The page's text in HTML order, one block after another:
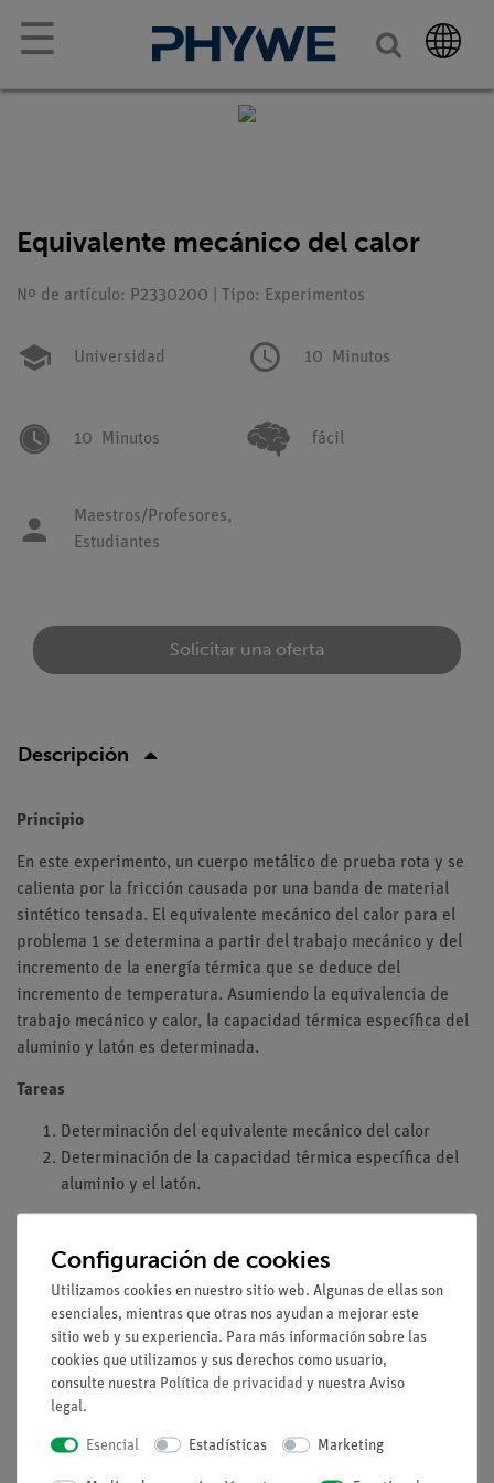
☰
Equivalente mecánico del calor
Nº de artículo: P2330200 | Tipo: Experimentos
Universidad 10 Minutos
10 Minutos fácil
Maestros/Profesores,
Estudiantes
Solicitar una oferta
Descripción
Principio
En este experimento, un cuerpo metálico de prueba rota y se
calienta por la fricción causada por una banda de material
sintético tensada. El equivalente mecánico del calor para el
problema 1 se determina a partir del trabajo mecánico y del
incremento de la energía térmica que se deduce del
incremento de temperatura. Asumiendo la equivalencia de
trabajo mecánico y calor, la capacidad térmica específica del
aluminio y latón es determinada.
Tareas
Determinación del equivalente mecánico del calor
Determinación de la capacidad térmica específica del
aluminio y el latón.
Qué se aprende
Equivalente mecánico del calor
Trabajo mecánico
Energía térmica
Capacidad térmica
Primera ley de la termodinámica
Capacidad térmica específica
Configuración de cookies
Utilizamos cookies en nuestro sitio web. Algunas de ellas son
esenciales, mientras que otras nos ayudan a mejorar este
sitio web y su experiencia. Para más información sobre las
cookies que utilizamos y sus derechos como usuario,
consulte nuestra Política de privacidad y nuestra Aviso
legal.
Esencial Estadísticas Marketing